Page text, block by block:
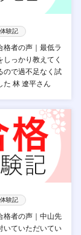
験記
格者の声｜最低ラ
しっかり教えてく
ので過不足なく試
た 林 遼平さん
験記
格者の声｜中山先
いていただいてい